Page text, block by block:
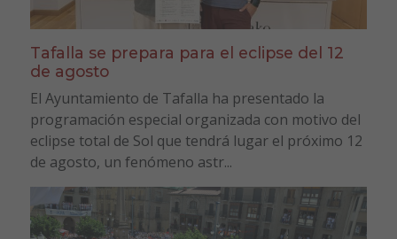
Tafalla se prepara para el eclipse del 12
de agosto
El Ayuntamiento de Tafalla ha presentado la
programación especial organizada con motivo del
eclipse total de Sol que tendrá lugar el próximo 12
de agosto, un fenómeno astr...